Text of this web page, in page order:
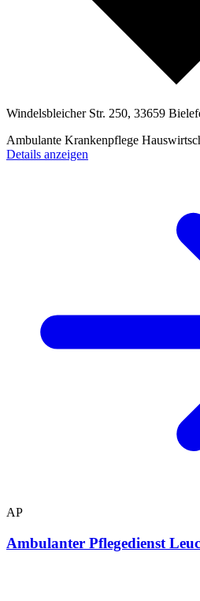
Windelsbleicher Str. 250, 33659
Ambulante Krankenpflege
Details anzeigen
AP
Ambulanter Pflegedienst